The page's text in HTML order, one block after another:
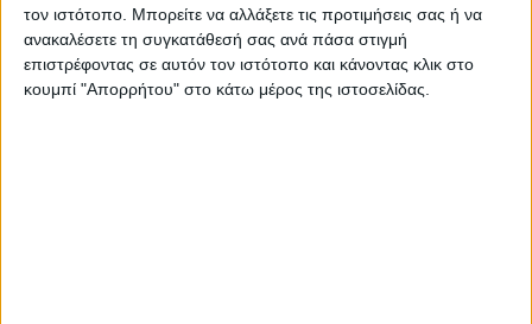
τον ιστότοπο. Μπορείτε να αλλάξετε τις προτιμήσεις σας ή να
ανακαλέσετε τη συγκατάθεσή σας ανά πάσα στιγμή
επιστρέφοντας σε αυτόν τον ιστότοπο και κάνοντας κλικ στο
κουμπί "Απορρήτου" στο κάτω μέρος της ιστοσελίδας.
https://neosagon.gr
Η Αρχαιότερη Καθημερινή Πρωινή Εφημερίδα της Καρδίτσας